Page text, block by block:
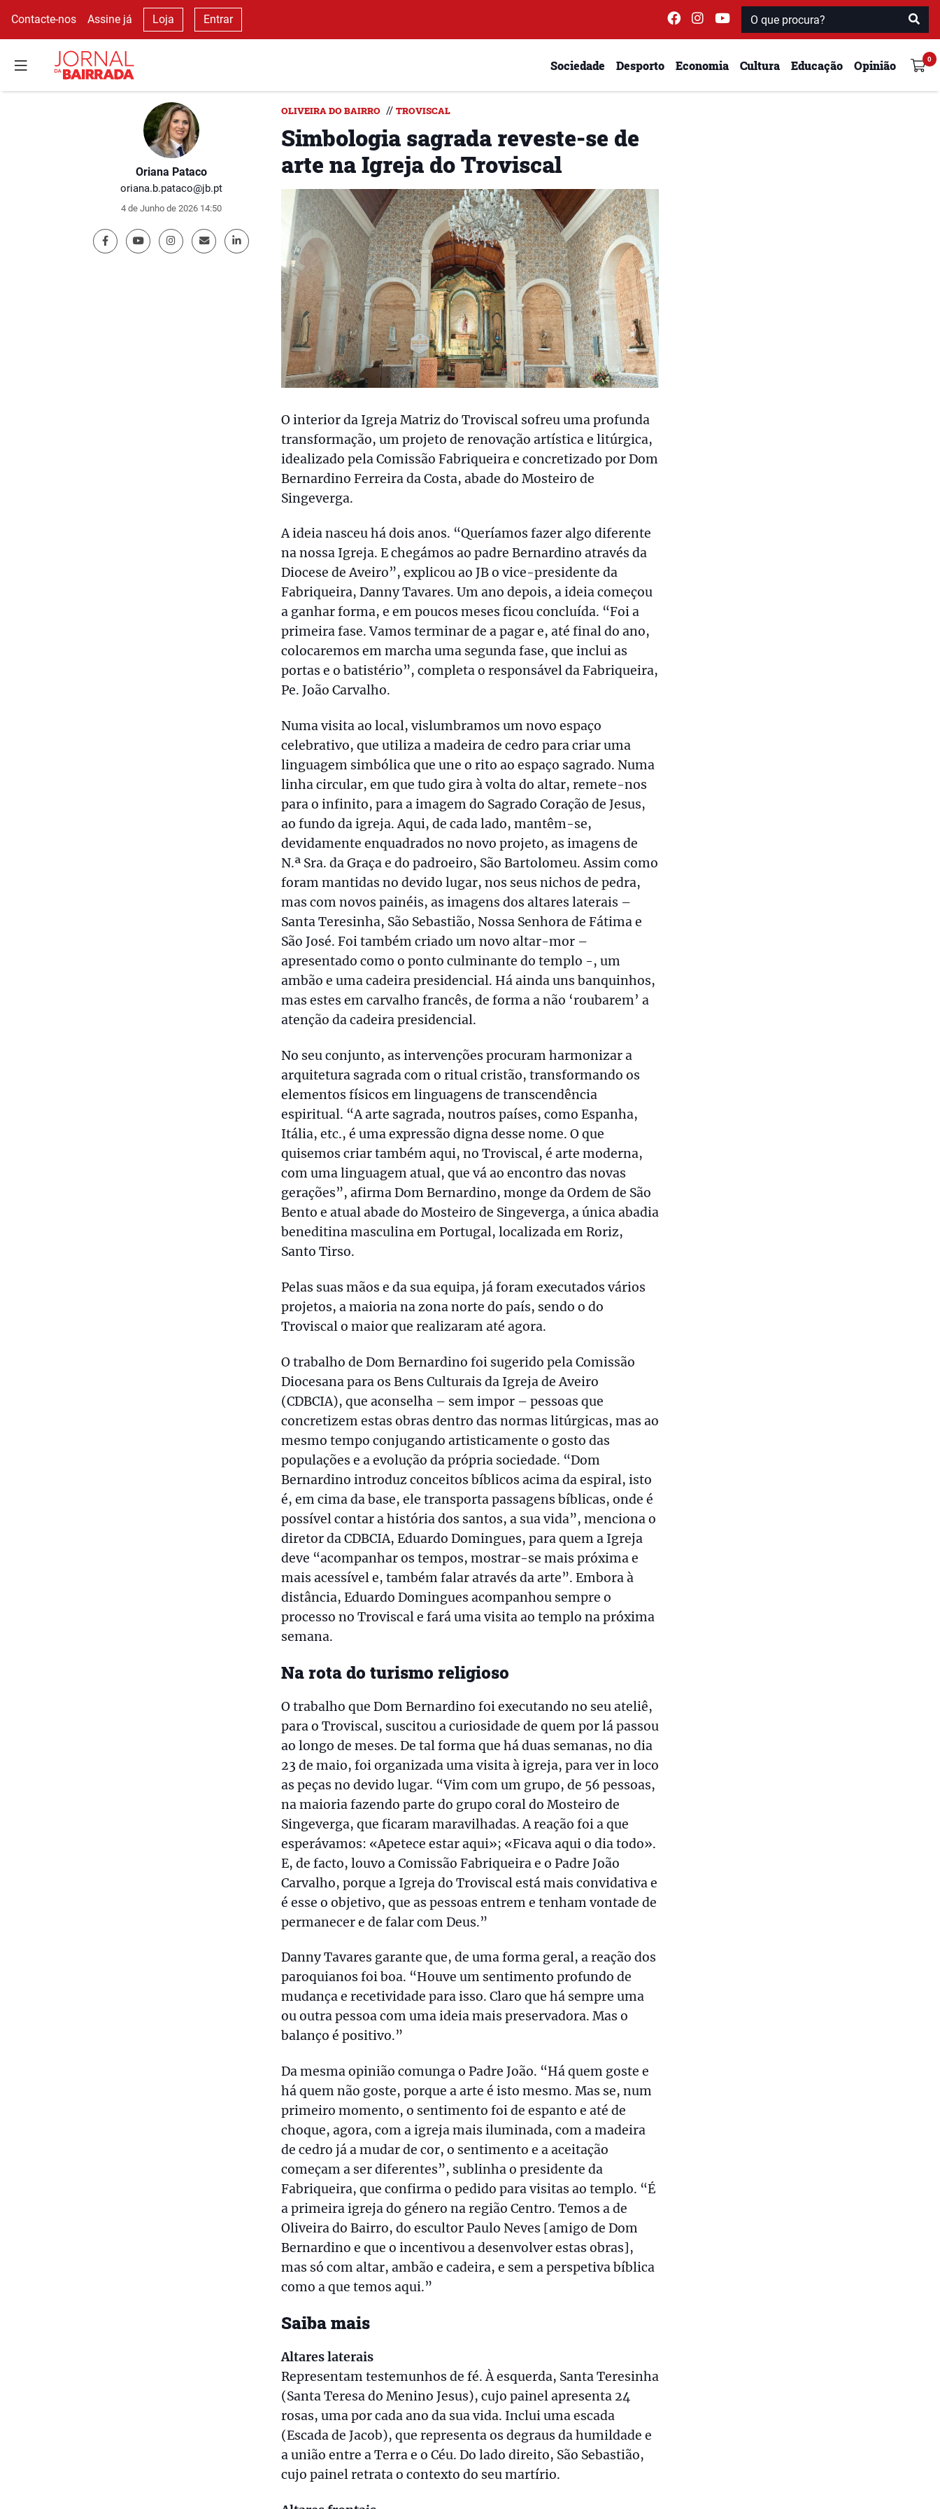
Contacte-nos Assine já Loja Entrar
Sociedade Desporto Economia Cultura Educação Opinião
Oriana Pataco
oriana.b.pataco@jb.pt
4 de Junho de 2026 14:50
OLIVEIRA DO BAIRRO // TROVISCAL
Simbologia sagrada reveste-se de
arte na Igreja do Troviscal
O interior da Igreja Matriz do Troviscal sofreu uma profunda
transformação, um projeto de renovação artística e litúrgica,
idealizado pela Comissão Fabriqueira e concretizado por Dom
Bernardino Ferreira da Costa, abade do Mosteiro de
Singeverga.
A ideia nasceu há dois anos. “Queríamos fazer algo diferente
na nossa Igreja. E chegámos ao padre Bernardino através da
Diocese de Aveiro”, explicou ao JB o vice-presidente da
Fabriqueira, Danny Tavares. Um ano depois, a ideia começou
a ganhar forma, e em poucos meses ficou concluída. “Foi a
primeira fase. Vamos terminar de a pagar e, até final do ano,
colocaremos em marcha uma segunda fase, que inclui as
portas e o batistério”, completa o responsável da Fabriqueira,
Pe. João Carvalho.
Numa visita ao local, vislumbramos um novo espaço
celebrativo, que utiliza a madeira de cedro para criar uma
linguagem simbólica que une o rito ao espaço sagrado. Numa
linha circular, em que tudo gira à volta do altar, remete-nos
para o infinito, para a imagem do Sagrado Coração de Jesus,
ao fundo da igreja. Aqui, de cada lado, mantêm-se,
devidamente enquadrados no novo projeto, as imagens de
N.ª Sra. da Graça e do padroeiro, São Bartolomeu. Assim como
foram mantidas no devido lugar, nos seus nichos de pedra,
mas com novos painéis, as imagens dos altares laterais –
Santa Teresinha, São Sebastião, Nossa Senhora de Fátima e
São José. Foi também criado um novo altar-mor –
apresentado como o ponto culminante do templo -, um
ambão e uma cadeira presidencial. Há ainda uns banquinhos,
mas estes em carvalho francês, de forma a não ‘roubarem’ a
atenção da cadeira presidencial.
No seu conjunto, as intervenções procuram harmonizar a
arquitetura sagrada com o ritual cristão, transformando os
elementos físicos em linguagens de transcendência
espiritual. “A arte sagrada, noutros países, como Espanha,
Itália, etc., é uma expressão digna desse nome. O que
quisemos criar também aqui, no Troviscal, é arte moderna,
com uma linguagem atual, que vá ao encontro das novas
gerações”, afirma Dom Bernardino, monge da Ordem de São
Bento e atual abade do Mosteiro de Singeverga, a única abadia
beneditina masculina em Portugal, localizada em Roriz,
Santo Tirso.
Pelas suas mãos e da sua equipa, já foram executados vários
projetos, a maioria na zona norte do país, sendo o do
Troviscal o maior que realizaram até agora.
O trabalho de Dom Bernardino foi sugerido pela Comissão
Diocesana para os Bens Culturais da Igreja de Aveiro
(CDBCIA), que aconselha – sem impor – pessoas que
concretizem estas obras dentro das normas litúrgicas, mas ao
mesmo tempo conjugando artisticamente o gosto das
populações e a evolução da própria sociedade. “Dom
Bernardino introduz conceitos bíblicos acima da espiral, isto
é, em cima da base, ele transporta passagens bíblicas, onde é
possível contar a história dos santos, a sua vida”, menciona o
diretor da CDBCIA, Eduardo Domingues, para quem a Igreja
deve “acompanhar os tempos, mostrar-se mais próxima e
mais acessível e, também falar através da arte”. Embora à
distância, Eduardo Domingues acompanhou sempre o
processo no Troviscal e fará uma visita ao templo na próxima
semana.
Na rota do turismo religioso
O trabalho que Dom Bernardino foi executando no seu ateliê,
para o Troviscal, suscitou a curiosidade de quem por lá passou
ao longo de meses. De tal forma que há duas semanas, no dia
23 de maio, foi organizada uma visita à igreja, para ver in loco
as peças no devido lugar. “Vim com um grupo, de 56 pessoas,
na maioria fazendo parte do grupo coral do Mosteiro de
Singeverga, que ficaram maravilhadas. A reação foi a que
esperávamos: «Apetece estar aqui»; «Ficava aqui o dia todo».
E, de facto, louvo a Comissão Fabriqueira e o Padre João
Carvalho, porque a Igreja do Troviscal está mais convidativa e
é esse o objetivo, que as pessoas entrem e tenham vontade de
permanecer e de falar com Deus.”
Danny Tavares garante que, de uma forma geral, a reação dos
paroquianos foi boa. “Houve um sentimento profundo de
mudança e recetividade para isso. Claro que há sempre uma
ou outra pessoa com uma ideia mais preservadora. Mas o
balanço é positivo.”
Da mesma opinião comunga o Padre João. “Há quem goste e
há quem não goste, porque a arte é isto mesmo. Mas se, num
primeiro momento, o sentimento foi de espanto e até de
choque, agora, com a igreja mais iluminada, com a madeira
de cedro já a mudar de cor, o sentimento e a aceitação
começam a ser diferentes”, sublinha o presidente da
Fabriqueira, que confirma o pedido para visitas ao templo. “É
a primeira igreja do género na região Centro. Temos a de
Oliveira do Bairro, do escultor Paulo Neves [amigo de Dom
Bernardino e que o incentivou a desenvolver estas obras],
mas só com altar, ambão e cadeira, e sem a perspetiva bíblica
como a que temos aqui.”
Saiba mais
Altares laterais
Representam testemunhos de fé. À esquerda, Santa Teresinha
(Santa Teresa do Menino Jesus), cujo painel apresenta 24
rosas, uma por cada ano da sua vida. Inclui uma escada
(Escada de Jacob), que representa os degraus da humildade e
a união entre a Terra e o Céu. Do lado direito, São Sebastião,
cujo painel retrata o contexto do seu martírio.